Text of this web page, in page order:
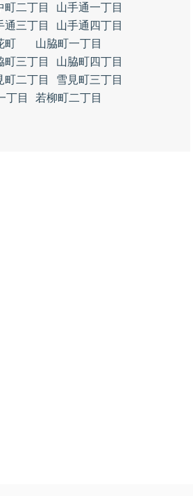
町二丁目
山手通一丁目
通三丁目
山手通四丁目
町
山脇町一丁目
町三丁目
山脇町四丁目
町二丁目
雪見町三丁目
丁目
若柳町二丁目